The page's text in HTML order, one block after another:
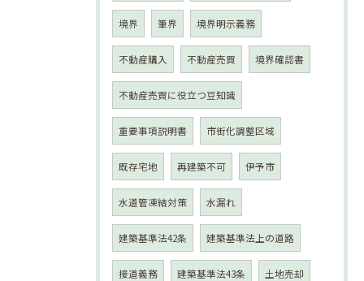
境界 筆界 境界明示義務
不動産購入 不動産売買 境界確認書
不動産売買に役立つ豆知識
重要事項説明書 市街化調整区域
既存宅地 再建築不可 伊予市
水道管凍結対策 水漏れ
建築基準法42条 建築基準法上の道路
接道義務 建築基準法43条 土地売却